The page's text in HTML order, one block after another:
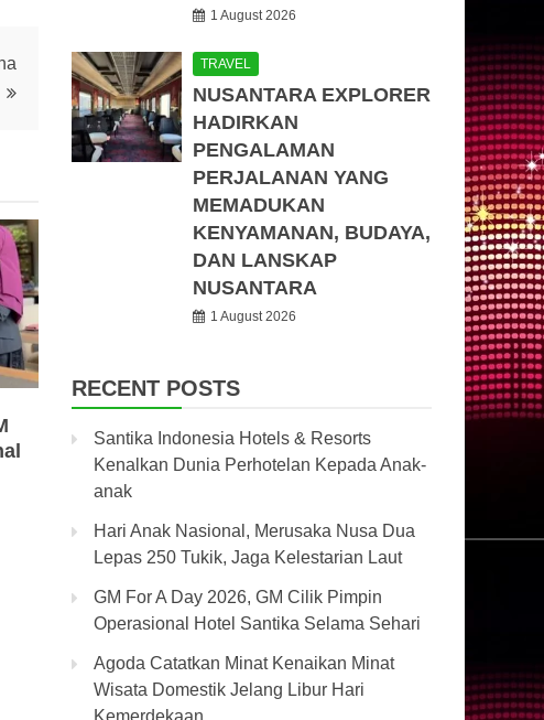
1 August 2026
TRAVEL
NUSANTARA EXPLORER
HADIRKAN
PENGALAMAN
PERJALANAN YANG
MEMADUKAN
KENYAMANAN, BUDAYA,
DAN LANSKAP
NUSANTARA
1 August 2026
RECENT POSTS
Santika Indonesia Hotels & Resorts
Kenalkan Dunia Perhotelan Kepada Anak-
anak
Hari Anak Nasional, Merusaka Nusa Dua
Lepas 250 Tukik, Jaga Kelestarian Laut
GM For A Day 2026, GM Cilik Pimpin
Operasional Hotel Santika Selama Sehari
Agoda Catatkan Minat Kenaikan Minat
Wisata Domestik Jelang Libur Hari